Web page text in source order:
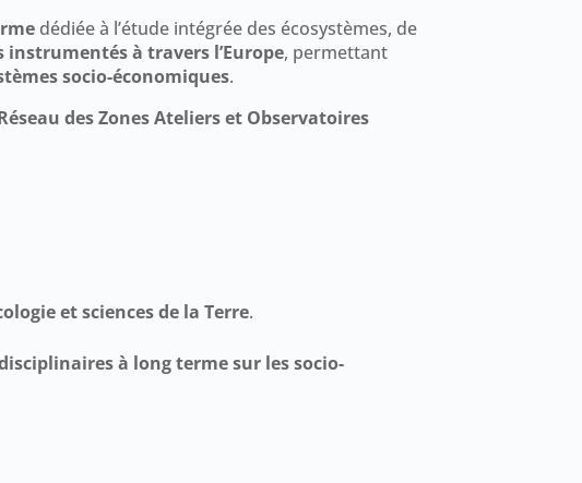
dédiée à l’étude intégrée des écosystèmes, de
à travers l’Europe, permettant
socio-économiques.
des Zones Ateliers et Observatoires
et sciences de la Terre.
à long terme sur les socio-